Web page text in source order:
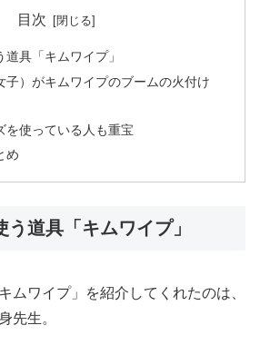
目次
具「キムワイプ」
子）がキムワイプのブームの火付け
を使っている人も重宝
め
う道具「キムワイプ」
ムワイプ」を紹介してくれたのは、
先生。